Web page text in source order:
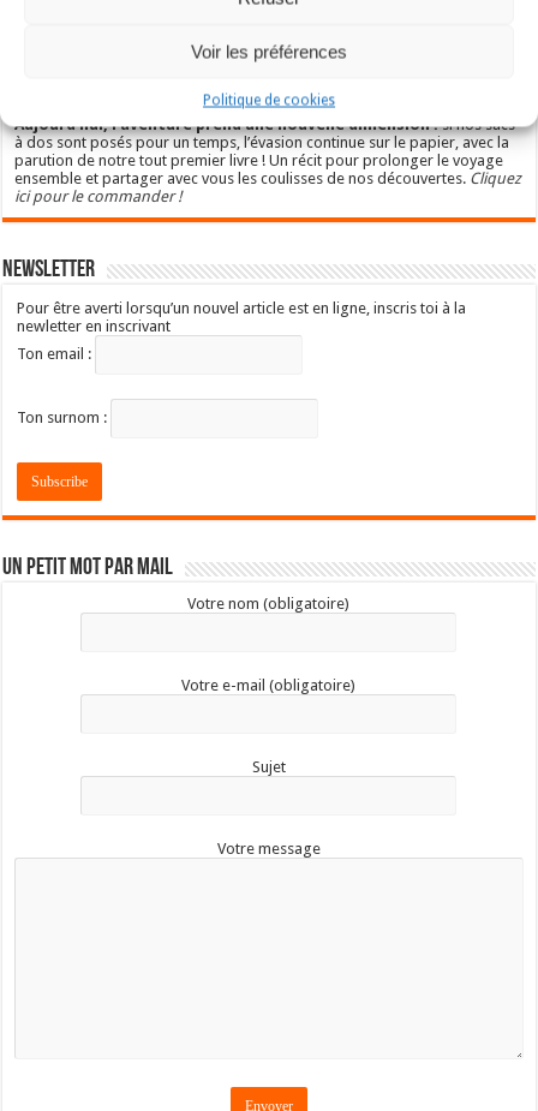
Voir les préférences
Politique de cookies
Après avoir sillonné les routes pendant un an en camping-car à travers
repris son envol pour une épopée de 5 mois en Asie-Pacifique en 2025.
Aujourd’hui, l’aventure prend une nouvelle dimension :si nos sacs
à dos sont posés pour un temps, l’évasion continue sur le papier, avec la
parution de notre tout premier livre ! Un récit pour prolonger le voyage
ensemble et partager avec vous les coulisses de nos découvertes. Cliquez
ici pour le commander !
Newsletter
Pour être averti lorsqu’un nouvel article est en ligne, inscris toi à la
newletter en inscrivant
Ton email :
Ton surnom :
Un petit mot par mail
Votre nom (obligatoire)
Votre e-mail (obligatoire)
Sujet
Votre message